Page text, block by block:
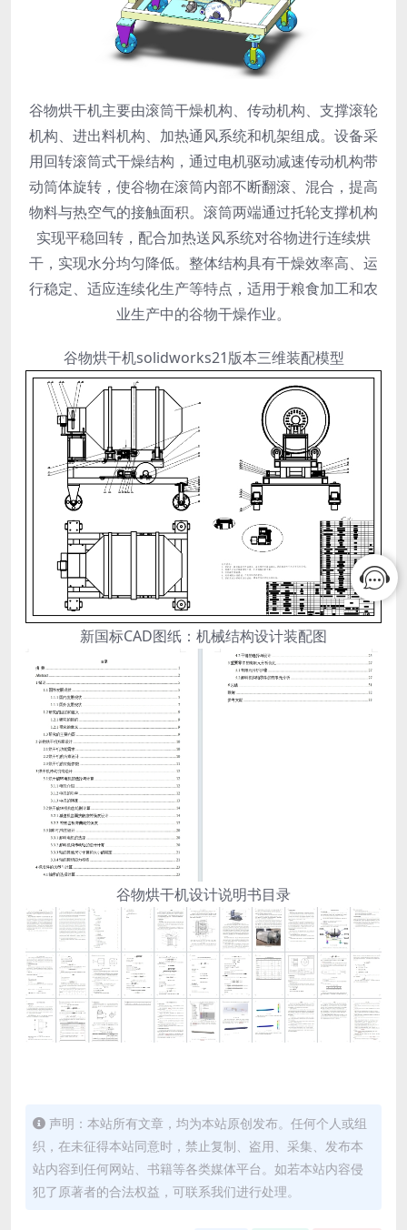
谷物烘干机主要由滚筒干燥机构、传动机构、支撑滚轮
机构、进出料机构、加热通风系统和机架组成。设备采
用回转滚筒式干燥结构，通过电机驱动减速传动机构带
动筒体旋转，使谷物在滚筒内部不断翻滚、混合，提高
物料与热空气的接触面积。滚筒两端通过托轮支撑机构
实现平稳回转，配合加热送风系统对谷物进行连续烘
干，实现水分均匀降低。整体结构具有干燥效率高、运
行稳定、适应连续化生产等特点，适用于粮食加工和农
业生产中的谷物干燥作业。
谷物烘干机solidworks21版本三维装配模型
新国标CAD图纸：机械结构设计装配图
谷物烘干机设计说明书目录
声明：本站所有文章，均为本站原创发布。任何个人或组
织，在未征得本站同意时，禁止复制、盗用、采集、发布本
站内容到任何网站、书籍等各类媒体平台。如若本站内容侵
犯了原著者的合法权益，可联系我们进行处理。